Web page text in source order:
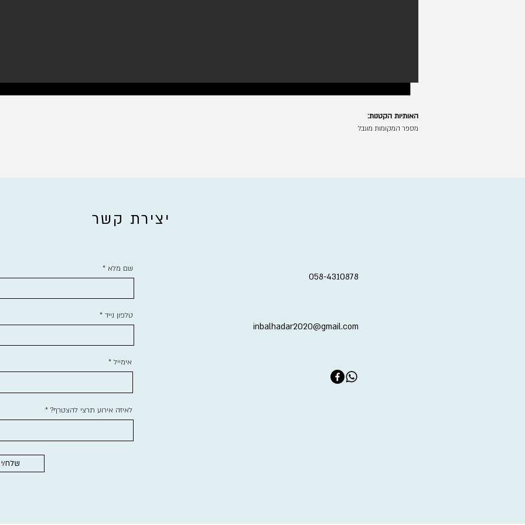
האותיות הקטנות:
מספר המקומות מוגבל
יצירת קשר
058-4310878
inbalhadar2020@gmail.com
שם מלא
טלפון נייד
אימייל
לאיזה אירוע תרצי להצטרף?
שלח/י